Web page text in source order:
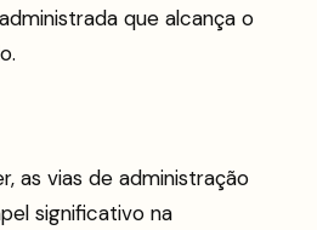
que alcança o
as vias de administração
significativo na